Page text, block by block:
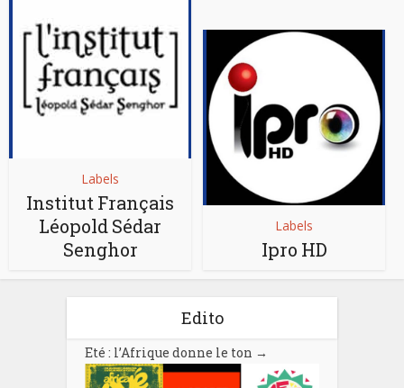
Labels
Institut Français
Léopold Sédar
Senghor
Labels
Ipro HD
Edito
Eté : l’Afrique donne le ton →